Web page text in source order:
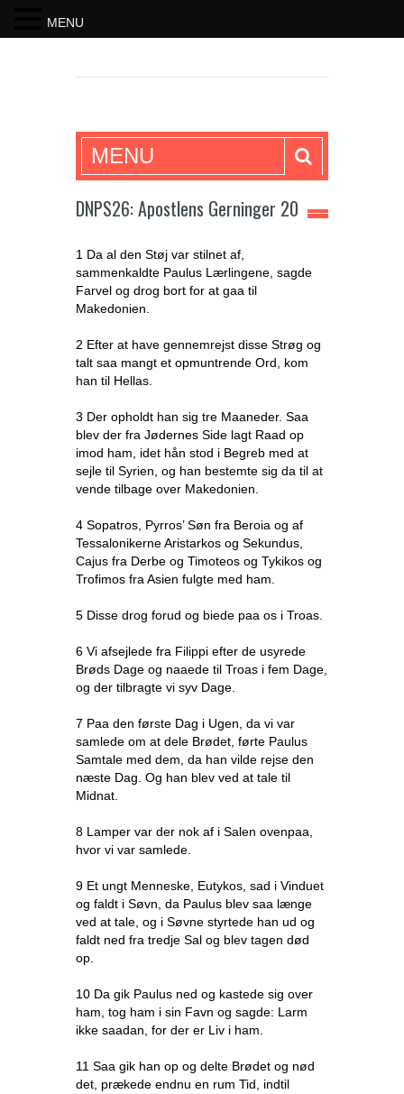
SKRIFTEN
MENU
DNPS26: Apostlens Gerninger 20
1 Da al den Støj var stilnet af,
sammenkaldte Paulus Lærlingene, sagde
Farvel og drog bort for at gaa til
Makedonien.
2 Efter at have gennemrejst disse Strøg og
talt saa mangt et opmuntrende Ord, kom
han til Hellas.
3 Der opholdt han sig tre Maaneder. Saa
blev der fra Jødernes Side lagt Raad op
imod ham, idet hån stod i Begreb med at
sejle til Syrien, og han bestemte sig da til at
vende tilbage over Makedonien.
4 Sopatros, Pyrros’ Søn fra Beroia og af
Tessalonikerne Aristarkos og Sekundus,
Cajus fra Derbe og Timoteos og Tykikos og
Trofimos fra Asien fulgte med ham.
5 Disse drog forud og biede paa os i Troas.
6 Vi afsejlede fra Filippi efter de usyrede
Brøds Dage og naaede til Troas i fem Dage,
og der tilbragte vi syv Dage.
7 Paa den første Dag i Ugen, da vi var
samlede om at dele Brødet, førte Paulus
Samtale med dem, da han vilde rejse den
næste Dag. Og han blev ved at tale til
Midnat.
8 Lamper var der nok af i Salen ovenpaa,
hvor vi var samlede.
9 Et ungt Menneske, Eutykos, sad i Vinduet
og faldt i Søvn, da Paulus blev saa længe
ved at tale, og i Søvne styrtede han ud og
faldt ned fra tredje Sal og blev tagen død
op.
10 Da gik Paulus ned og kastede sig over
ham, tog ham i sin Favn og sagde: Larm
ikke saadan, for der er Liv i ham.
11 Saa gik han op og delte Brødet og nød
det, prækede endnu en rum Tid, indtil
MENU